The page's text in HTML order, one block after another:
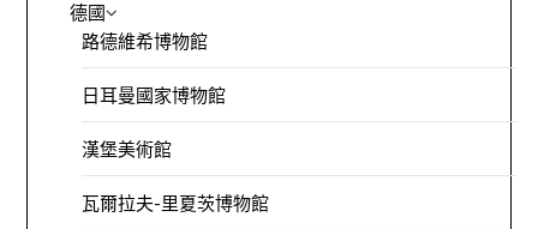
德國
路德維希博物館
日耳曼國家博物館
漢堡美術館
瓦爾拉夫-里夏茨博物館